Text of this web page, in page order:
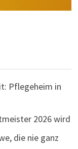
Pflegeheim in
2026 wird
die nie ganz